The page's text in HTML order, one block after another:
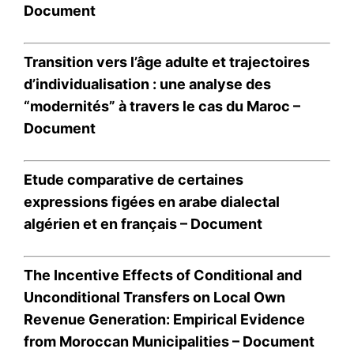
20,5% des sondés au Maroc
Sigma l’a faite en partenariat
avec l’Observatoire arabe
des religions et des libertés
(OARL) et la fondation
allemande Konrad Adenauer
opposés à 61,8% au voile
intégral (42,8% de refus…
17 May 2016
In "Revue de Presse"
La Revue de Presse
Intelligente cablée par
27 April 2016
In "Revue de Presse"
La Revue de Presse
@OEF75 – 6 Juin 2016
7 June 2016
In "Revue de Presse"
Document
Transition vers l’âge adulte et trajectoires
d’individualisation : une analyse des
“modernités” à travers le cas du Maroc –
Document
Etude comparative de certaines
expressions figées en arabe dialectal
algérien et en français – Document
The Incentive Effects of Conditional and
Unconditional Transfers on Local Own
Revenue Generation: Empirical Evidence
from Moroccan Municipalities – Document